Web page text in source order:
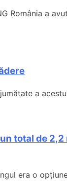
România a
a
total de
era o